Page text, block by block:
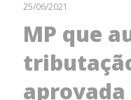
25/06/2021
MP que
aprovada